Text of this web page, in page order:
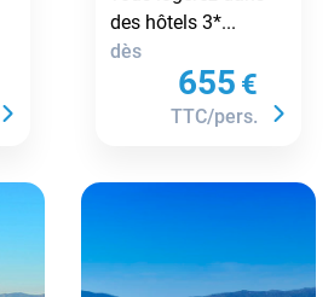
des hôtels 3*...
dès
655 €
TTC/pers.